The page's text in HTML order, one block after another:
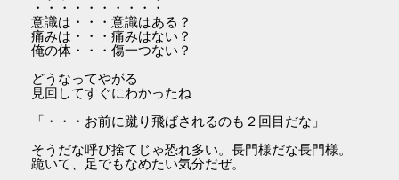
・・・・・・・・・・
意識は・・・意識はある？
痛みは・・・痛みはない？
俺の体・・・傷一つない？
どうなってやがる
見回してすぐにわかったね
「・・・お前に蹴り飛ばされるのも２回目だな」
そうだな呼び捨てじゃ恐れ多い。長門様だな長門様。
跪いて、足でもなめたい気分だぜ。